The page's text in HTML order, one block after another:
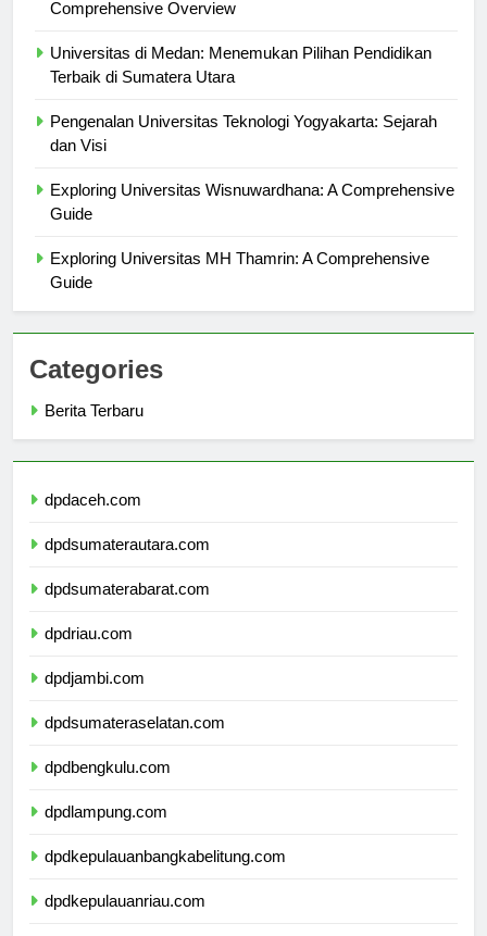
Exploring Universitas Gunadarma Depok: A
Universitas di Medan: Menemukan Pilihan Pendidikan
Pengenalan Universitas Teknologi Yogyakarta: Sejarah
Exploring Universitas Wisnuwardhana: A Comprehensive
Exploring Universitas MH Thamrin: A Comprehensive
Categories